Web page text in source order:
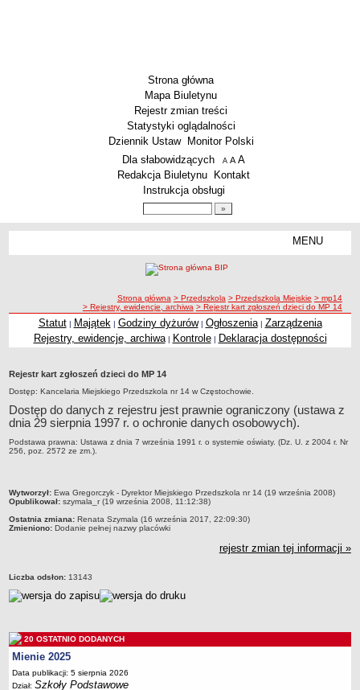
Strona główna
Mapa Biuletynu
Rejestr zmian treści
Statystyki oglądalności
Dziennik Ustaw
Monitor Polski
Menu dodatkowe
Dla słabowidzących A pomniejsz czcionkę
A standardowy rozmiar czcionki
A
Redakcja Biuletynu
Kontakt
Instrukcja obsługi
MENU
Zespoły Szkół
Techniczne Zakłady Naukowe
Przedszkola Miejskie
ARCHIWUM SZKÓŁ I PLACÓWEK
Zlikwidowane gimnazja
Wielofunkcyjna Placówka
Specjalny Ośrodek nr 1
BURSA MIEJSKA
Majątek
Ogłoszenie
Zarządzenia
Kontrole
ścieżka nawigacji
Strona główna > Przedszkola > Przedszkola Miejskie > mp14
> Rejestry, ewidencje, archiwa > Rejestr kart zgłoszeń dzieci do MP 14
Statut| Majątek | Godziny dyżurów| Ogłoszenia| Zarządzenia
Rejestry, ewidencje, archiwa| Kontrole| Deklaracja dostępności
Rejestr kart zgłoszeń dzieci do MP 14
Dostęp: Kancelaria Miejskiego Przedszkola nr 14 w Częstochowie.
Dostęp do danych z rejestru jest prawnie ograniczony (ustawa z
dnia 29 sierpnia 1997 r. o ochronie danych osobowych).
Podstawa prawna: Ustawa z dnia 7 września 1991 r. o systemie oświaty. (Dz. U. z 2004 r. Nr
256, poz. 2572 ze zm.).
metryczka
Wytworzył: Ewa Gregorczyk - Dyrektor Miejskiego Przedszkola nr 14 (19 września 2008)
Opublikował: szymala_r (19 września 2008, 11:12:38)
Ostatnia zmiana: Renata Szymala (16 września 2017, 22:09:30)
Zmieniono: Dodanie pełnej nazwy placówki
rejestr zmian tej informacji »
Liczba odsłon: 13143
20 OSTATNIO DODANYCH
Mienie 2025
Data publikacji: 5 sierpnia 2026
Dział:Szkoły Podstawowe